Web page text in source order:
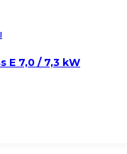
E 7,0 / 7,3 kW